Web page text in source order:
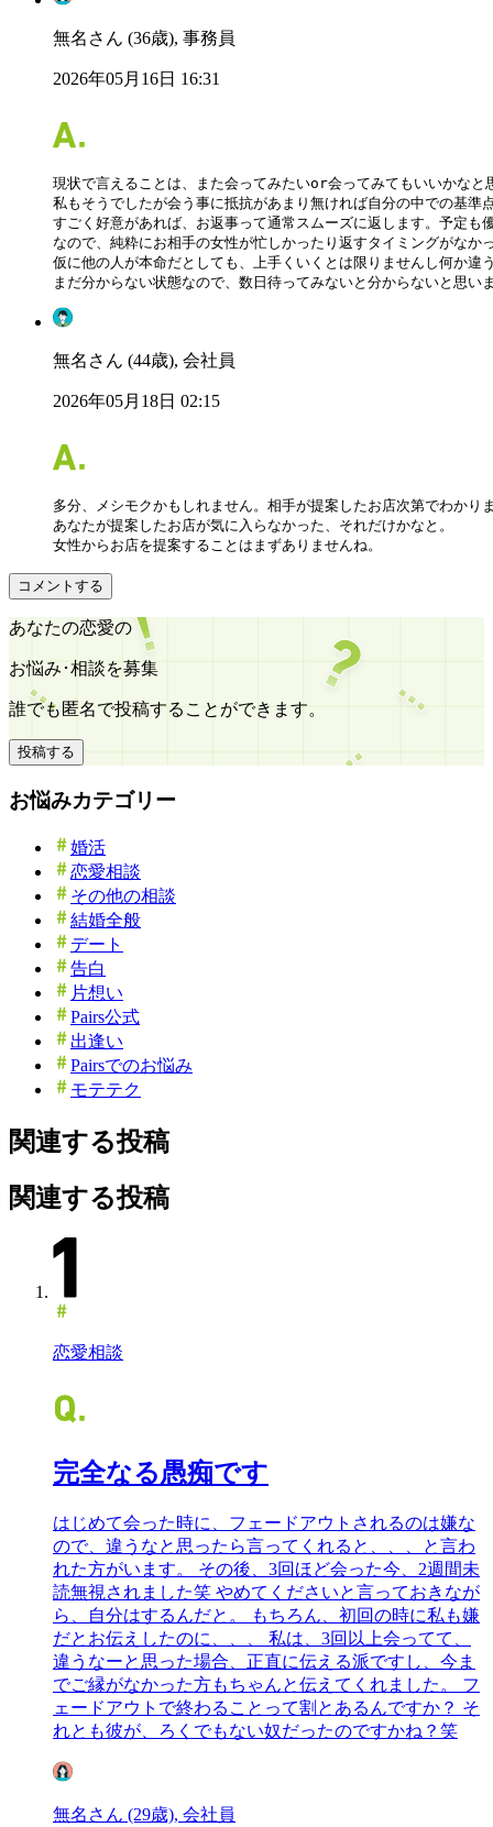
無名さん (36歳), 事務員
2026年05月16日 16:31
現状で言えることは、また会ってみたいor会ってみてもいいかな
私もそうでしたが会う事に抵抗があまり無ければ自分の中での基
すごく好意があれば、お返事って通常スムーズに返します。予定も
なので、純粋にお相手の女性が忙しかったり返すタイミングがな
仮に他の人が本命だとしても、上手くいくとは限りませんし何か違
まだ分からない状態なので、数日待ってみないと分からないと思
無名さん (44歳), 会社員
2026年05月18日 02:15
多分、メシモクかもしれません。相手が提案したお店次第でわかり
あなたが提案したお店が気に入らなかった、それだけかなと。
女性からお店を提案することはまずありませんね。
コメントする
あなたの恋愛の
お悩み･相談を募集
誰でも匿名で投稿することができます。
投稿する
お悩みカテゴリー
婚活
恋愛相談
その他の相談
結婚全般
デート
告白
片想い
Pairs公式
出逢い
Pairsでのお悩み
モテテク
関連する投稿
関連する投稿
恋愛相談
完全なる愚痴です
はじめて会った時に、フェードアウトされるのは嫌な
ので、違うなと思ったら言ってくれると、、、と言わ
れた方がいます。 その後、3回ほど会った今、2週間未
読無視されました笑 やめてくださいと言っておきなが
ら、自分はするんだと。 もちろん、初回の時に私も嫌
だとお伝えしたのに、、、 私は、3回以上会ってて、
違うなーと思った場合、正直に伝える派ですし、今ま
でご縁がなかった方もちゃんと伝えてくれました。 フ
ェードアウトで終わることって割とあるんですか？ そ
れとも彼が、ろくでもない奴だったのですかね？笑
無名さん (29歳), 会社員